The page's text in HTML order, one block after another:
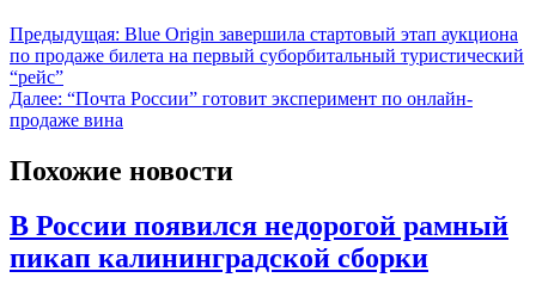
Предыдущая: Blue Origin завершила стартовый этап аукциона
по продаже билета на первый суборбитальный туристический
“рейс”
Далее: “Почта России” готовит эксперимент по онлайн-
продаже вина
Похожие новости
В России появился недорогой рамный
пикап калининградской сборки